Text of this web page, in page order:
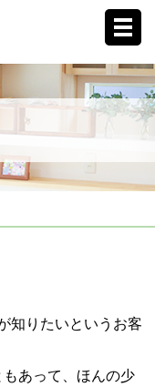
知りたいというお客
あって、ほんの少